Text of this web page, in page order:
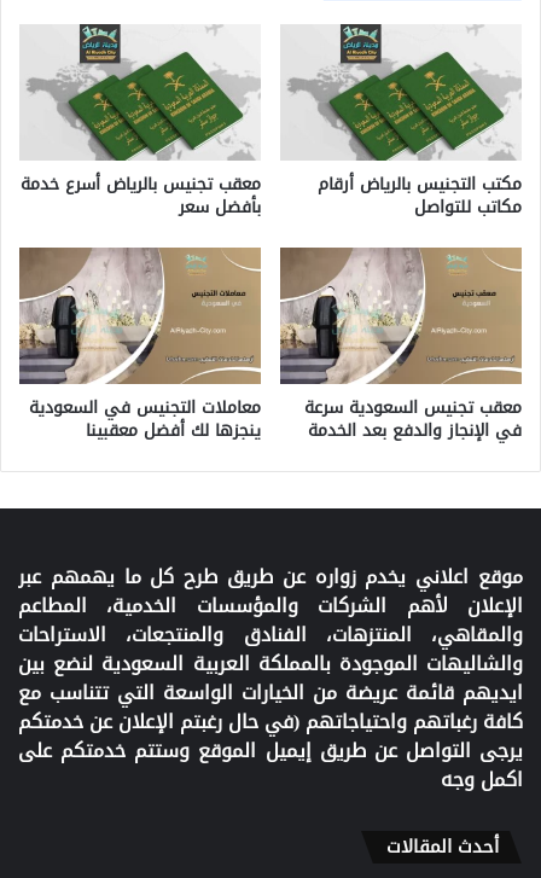
مكتب التجنيس بالرياض أرقام
مكاتب للتواصل
معقب تجنيس بالرياض أسرع خدمة
بأفضل سعر
معقب تجنيس السعودية سرعة
في الإنجاز والدفع بعد الخدمة
معاملات التجنيس في السعودية
ينجزها لك أفضل معقبينا
موقع اعلاني يخدم زواره عن طريق طرح كل ما يهمهم عبر
الإعلان لأهم الشركات والمؤسسات الخدمية، المطاعم
والمقاهي، المنتزهات، الفنادق والمنتجعات، الاستراحات
والشاليهات الموجودة بالمملكة العربية السعودية لنضع بين
ايديهم قائمة عريضة من الخيارات الواسعة التي تتناسب مع
كافة رغباتهم واحتياجاتهم (في حال رغبتم الإعلان عن خدمتكم
يرجى التواصل عن طريق إيميل الموقع وستتم خدمتكم على
اكمل وجه
أحدث المقالات